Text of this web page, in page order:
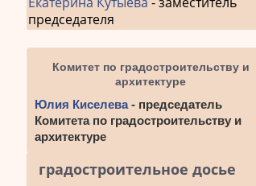
председателя
Комитет по градостроительству и
архитектуре
Юлия Киселева- председатель
Комитета по градостроительству и
архитектуре
градостроительное досье